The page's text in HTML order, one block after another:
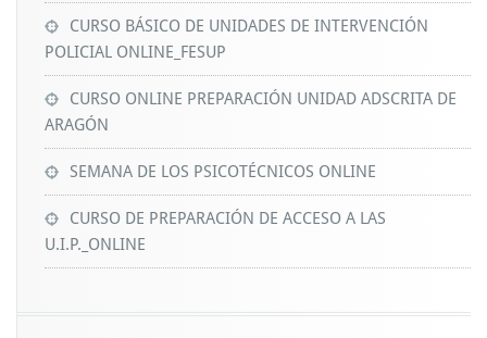
CURSO BÁSICO DE UNIDADES DE INTERVENCIÓN
POLICIAL ONLINE_FESUP
CURSO ONLINE PREPARACIÓN UNIDAD ADSCRITA DE
ARAGÓN
SEMANA DE LOS PSICOTÉCNICOS ONLINE
CURSO DE PREPARACIÓN DE ACCESO A LAS
U.I.P._ONLINE